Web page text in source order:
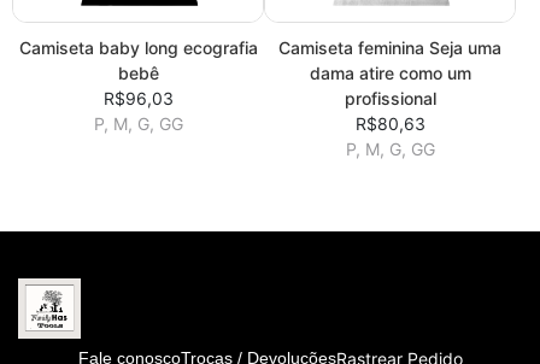
Camiseta baby long ecografia
bebê
R$96,03
P, M, G, GG
Camiseta feminina Seja uma
dama atire como um
profissional
R$80,63
P, M, G, GG
Fale conoscoTrocas / DevoluçõesRastrear Pedido